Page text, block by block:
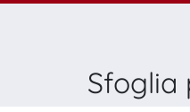
Sfoglia